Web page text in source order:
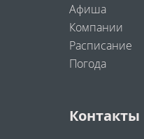
Афиша
Компании
Расписание
Погода
Контакты